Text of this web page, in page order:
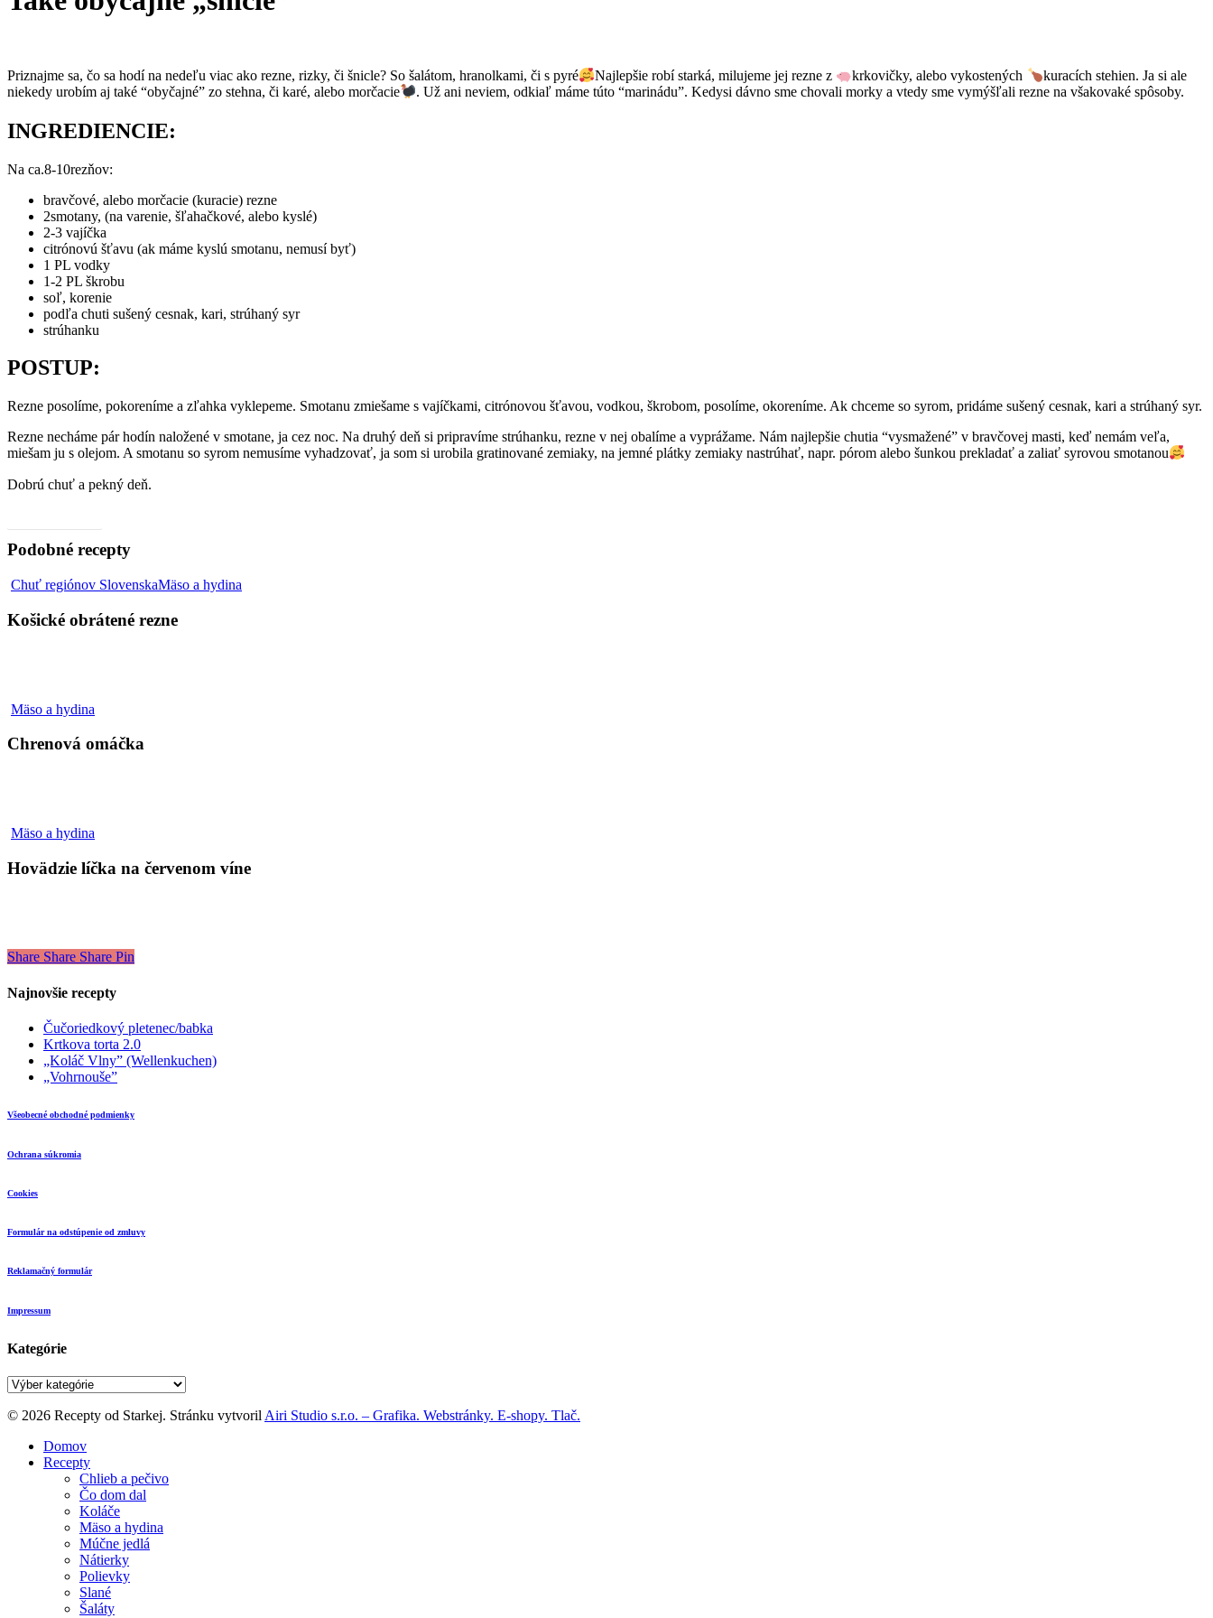
Priznajme sa, čo sa hodí na nedeľu viac ako rezne, rizky, či šnicle? So šalátom, hranolkami, či s pyré Najlepšie robí starká, milujeme jej rezne z krkovičky, alebo vykostených
kuracích stehien. Ja si ale
niekedy urobím aj také “obyčajné” zo stehna, či karé, alebo morčacie
. Už ani neviem, odkiaľ máme túto “marinádu”. Kedysi dávno sme chovali morky a vtedy sme vymýšľali rezne na všakovaké spôsoby.
INGREDIENCIE:
Na ca.8-10rezňov:
bravčové, alebo morčacie (kuracie) rezne
2smotany, (na varenie, šľahačkové, alebo kyslé)
2-3 vajíčka
citrónovú šťavu (ak máme kyslú smotanu, nemusí byť)
1 PL vodky
1-2 PL škrobu
soľ, korenie
podľa chuti sušený cesnak, kari, strúhaný syr
strúhanku
POSTUP:
Rezne posolíme, pokoreníme a zľahka vyklepeme. Smotanu zmiešame s vajíčkami, citrónovou šťavou, vodkou, škrobom, posolíme, okoreníme. Ak chceme so syrom, pridáme sušený cesnak, kari a strúhaný syr.
Rezne necháme pár hodín naložené v smotane, ja cez noc. Na druhý deň si pripravíme strúhanku, rezne v nej obalíme a vyprážame. Nám najlepšie chutia “vysmažené” v bravčovej masti, keď nemám veľa,
miešam ju s olejom. A smotanu so syrom nemusíme vyhadzovať, ja som si urobila gratinované zemiaky, na jemné plátky zemiaky nastrúhať, napr. pórom alebo šunkou prekladať a zaliať syrovou smotanou
Dobrú chuť a pekný deň.
Podobné recepty
Chuť regiónov SlovenskaMäso a hydina
Košické obrátené rezne
Mäso a hydina
Chrenová omáčka
Mäso a hydina
na
Hovädzie líčka na červenom víne
Share Share Share Pin
Najnovšie recepty
Čučoriedkový pletenec/babka
Krtkova torta 2.0
„Koláč Vlny” (Wellenkuchen)
„Vohrnouše”
Všeobecné obchodné podmienky
Ochrana súkromia
Cookies
Formulár na odstúpenie od zmluvy
Reklamačný formulár
Impressum
Kategórie
Kategórie
© 2026 Recepty od Starkej. Stránku vytvoril Airi Studio s.r.o. – Grafika. Webstránky. E-shopy. Tlač.
Close
Menu
Domov
Recepty
Chlieb a pečivo
Čo dom dal
Koláče
Mäso a hydina
Múčne jedlá
Nátierky
Polievky
Slané
Šaláty